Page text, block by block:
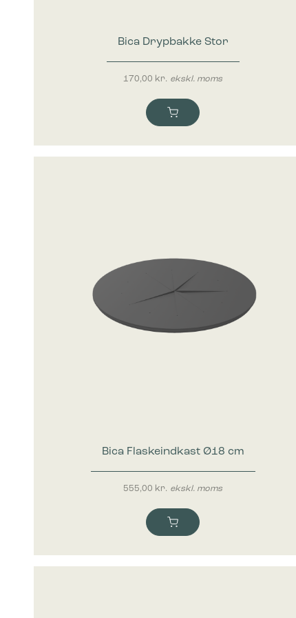
Bica Drypbakke Stor
170,00 kr. ekskl. moms
Bica Flaskeindkast Ø18 cm
555,00 kr. ekskl. moms